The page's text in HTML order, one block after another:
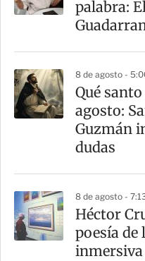
palabra:
8 de agosto -
Qué
agosto:
Guzmán
dudas
8 de agosto -
Héctor
poesía de
inmersiva